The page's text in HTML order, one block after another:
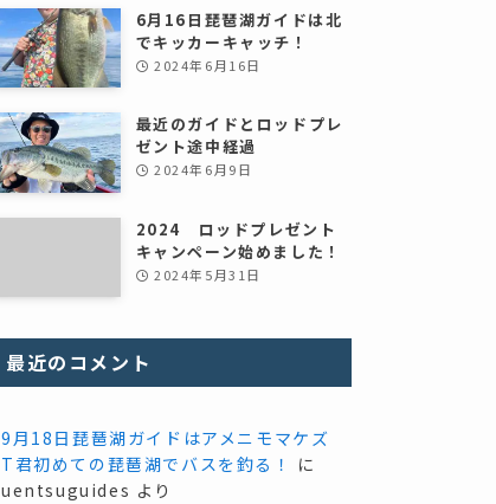
6月16日琵琶湖ガイドは北
でキッカーキャッチ！
2024年6月16日
最近のガイドとロッドプレ
ゼント途中経過
2024年6月9日
2024 ロッドプレゼント
キャンペーン始めました！
2024年5月31日
最近のコメント
9月18日琵琶湖ガイドはアメニモマケズ
T君初めての琵琶湖でバスを釣る！
に
uentsuguides より